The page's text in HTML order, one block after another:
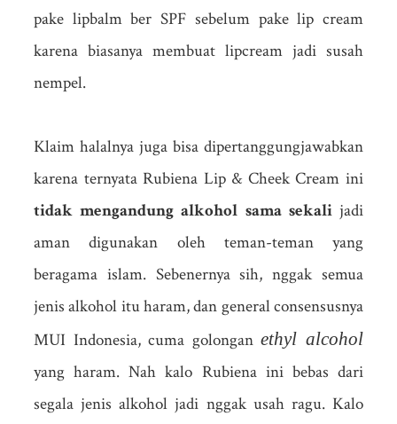
pake lipbalm ber SPF sebelum pake lip cream
karena biasanya membuat lipcream jadi susah
nempel.
Klaim halalnya juga bisa dipertanggungjawabkan
karena ternyata Rubiena Lip & Cheek Cream ini
tidak mengandung alkohol sama sekali jadi
aman digunakan oleh teman-teman yang
beragama islam. Sebenernya sih, nggak semua
jenis alkohol itu haram, dan general consensusnya
MUI Indonesia, cuma golonganethyl alcohol
yang haram. Nah kalo Rubiena ini bebas dari
segala jenis alkohol jadi nggak usah ragu. Kalo